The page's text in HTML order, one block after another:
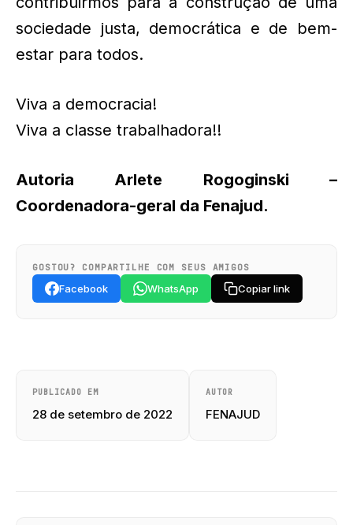
sociedade justa, democrática e de bem-
estar para todos.
Viva a democracia!
Viva a classe trabalhadora!!
Autoria Arlete Rogoginski –
Coordenadora-geral da Fenajud.
GOSTOU? COMPARTILHE COM SEUS AMIGOS
Facebook WhatsApp Copiar link
PUBLICADO EM
28 de setembro de 2022
AUTOR
FENAJUD